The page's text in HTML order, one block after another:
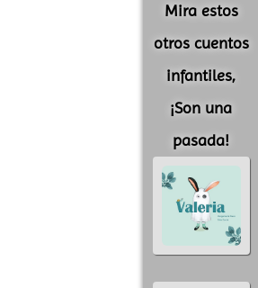
Mira estos
otros cuentos
infantiles,
¡Son una
pasada!